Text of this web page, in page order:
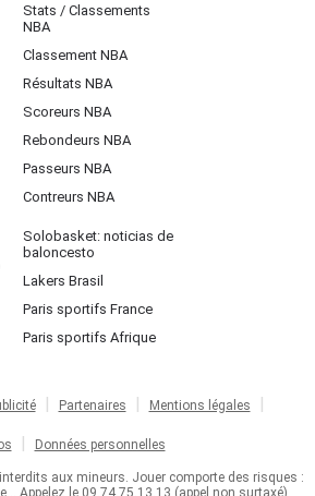
Stats / Classements
NBA
Classement NBA
Résultats NBA
Scoreurs NBA
Rebondeurs NBA
Passeurs NBA
Contreurs NBA
Solobasket: noticias de
baloncesto
Lakers Brasil
Paris sportifs France
Paris sportifs Afrique
Partenaires Mentions légales
Données personnelles
aux mineurs. Jouer comporte des risques :
Appelez le 09.74.75.13.13 (appel non surtaxé)